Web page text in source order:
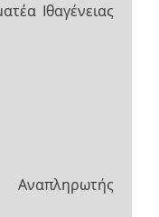
Ιθαγένειας